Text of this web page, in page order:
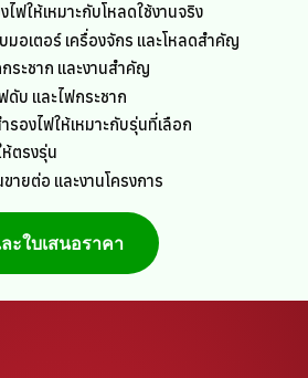
ไฟให้เหมาะกับโหลดใช้งานจริง
มอเตอร์ เครื่องจักร และโหลดสำคัญ
ระชาก และงานสำคัญ
ดับ และไฟกระชาก
รองไฟให้เหมาะกับรุ่นที่เลือก
ห้ตรงรุ่น
ายต่อ และงานโครงการ
ะใบเสนอราคา